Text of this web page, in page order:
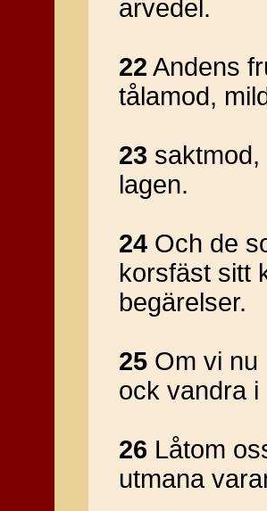
arvedel.
22 Andens
tålamod,
23
lagen.
24 Och de
korsfäst sitt
begärelser.
25 Om vi nu
ock vandra i
26 Låtom
utmana